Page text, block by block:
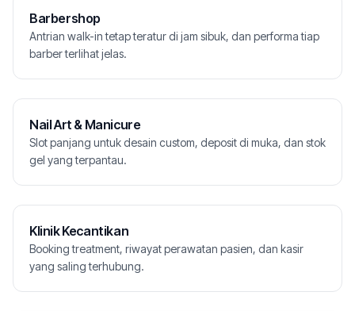
Barbershop
Antrian walk-in tetap teratur di jam sibuk, dan performa tiap
barber terlihat jelas.
Nail Art & Manicure
Slot panjang untuk desain custom, deposit di muka, dan stok
gel yang terpantau.
Klinik Kecantikan
Booking treatment, riwayat perawatan pasien, dan kasir
yang saling terhubung.